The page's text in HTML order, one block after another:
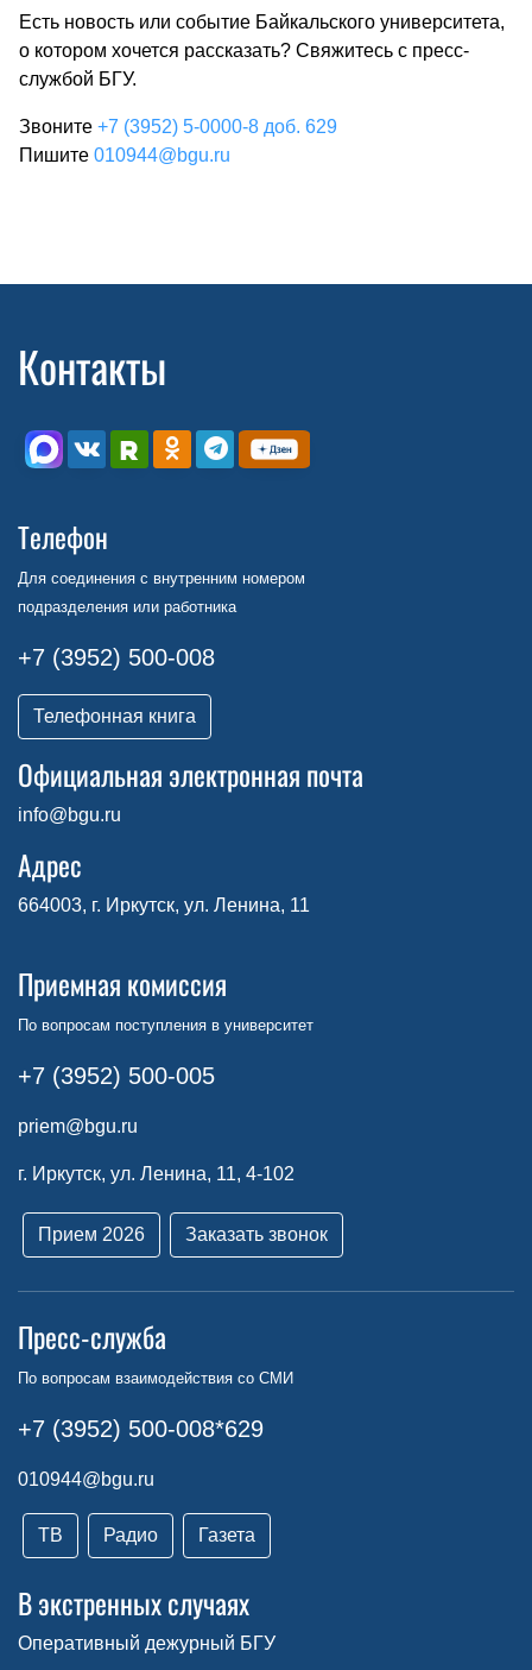
Есть новость или событие Байкальского университета,
о котором хочется рассказать? Свяжитесь с пресс-
службой БГУ.
Звоните +7 (3952) 5-0000-8 доб. 629
Пишите 010944@bgu.ru
Контакты
Телефон
Для соединения с внутренним номером
подразделения или работника
+7 (3952) 500-008
Телефонная книга
Официальная электронная почта
info@bgu.ru
Адрес
664003, г. Иркутск, ул. Ленина, 11
Приемная комиссия
По вопросам поступления в университет
+7 (3952) 500-005
priem@bgu.ru
г. Иркутск, ул. Ленина, 11, 4-102
Прием 2026 Заказать звонок
Пресс-служба
По вопросам взаимодействия со СМИ
+7 (3952) 500-008*629
010944@bgu.ru
ТВ Радио Газета
В экстренных случаях
Оперативный дежурный БГУ